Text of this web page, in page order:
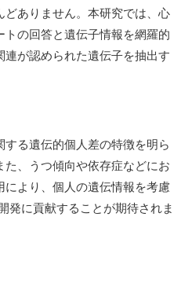
どありません。本研究では、心
の回答と遺伝子情報を網羅的
が認められた遺伝子を抽出す
る遺伝的個人差の特徴を明ら
、うつ傾向や依存症などにお
より、個人の遺伝情報を考慮
発に貢献することが期待されま